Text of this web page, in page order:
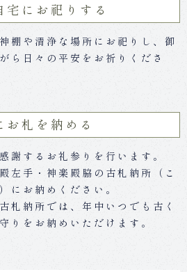
宅にお祀りする
棚や清浄な場所にお祀りし、御
ら日々の平安をお祈りくださ
お札を納める
謝するお礼参りを行います。
左手・神楽殿脇の古札納所（こ
にお納めください。
札納所では、年中いつでも古く
りをお納めいただけます。